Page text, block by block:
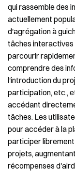
qui rassemble des
actuellement
d'agrégation à
tâches interactives
parcourir
comprendre des
l'introduction du
participation, etc.,
accédant
tâches. Les
pour accéder à la
participer
projets,
récompenses